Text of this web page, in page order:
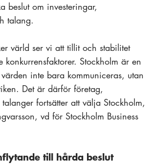
beslut om investeringar,
talang.
värld ser vi att tillit och stabilitet
konkurrensfaktorer. Stockholm är en
inte bara kommuniceras, utan
Det är därför företag,
fortsätter att välja Stockholm,
vd för Stockholm Business
till hårda beslut